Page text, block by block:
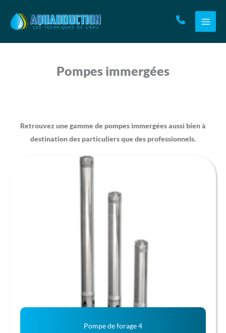
contenu
Pompes immergées
Retrouvez une gamme de pompes immergées aussi bien à
destination des particuliers que des professionnels.
Pompe de forage 4